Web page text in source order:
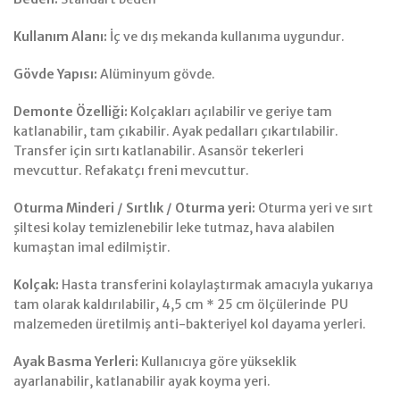
Kullanım Alanı: İç ve dış mekanda kullanıma uygundur.
Gövde Yapısı: Alüminyum gövde.
Demonte Özelliği: Kolçakları açılabilir ve geriye tam
katlanabilir, tam çıkabilir. Ayak pedalları çıkartılabilir.
Transfer için sırtı katlanabilir. Asansör tekerleri
mevcuttur. Refakatçı freni mevcuttur.
Oturma Minderi / Sırtlık / Oturma yeri: Oturma yeri ve sırt
şiltesi kolay temizlenebilir leke tutmaz, hava alabilen
kumaştan imal edilmiştir.
Kolçak: Hasta transferini kolaylaştırmak amacıyla yukarıya
tam olarak kaldırılabilir, 4,5 cm * 25 cm ölçülerinde PU
malzemeden üretilmiş anti-bakteriyel kol dayama yerleri.
Ayak Basma Yerleri: Kullanıcıya göre yükseklik
ayarlanabilir, katlanabilir ayak koyma yeri.